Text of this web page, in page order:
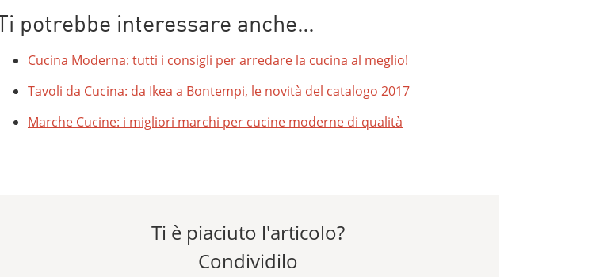
Ti potrebbe interessare anche…
Cucina Moderna: tutti i consigli per arredare la cucina al meglio!
Tavoli da Cucina: da Ikea a Bontempi, le novità del catalogo 2017
Marche Cucine: i migliori marchi per cucine moderne di qualità
Ti è piaciuto l'articolo?
Condividilo